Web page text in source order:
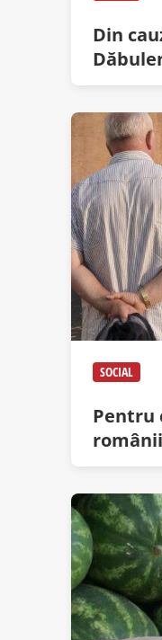
Din
SOCIAL
Pentru
decât